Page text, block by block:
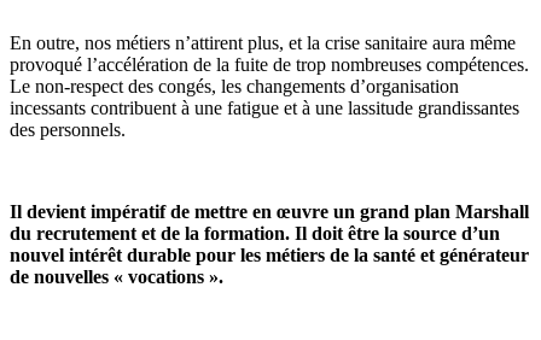
En outre, nos métiers n’attirent plus, et la crise sanitaire aura même
provoqué l’accélération de la fuite de trop nombreuses compétences.
Le non-respect des congés, les changements d’organisation
incessants contribuent à une fatigue et à une lassitude grandissantes
des personnels.
Il devient impératif de mettre en œuvre un grand plan Marshall
du recrutement et de la formation. Il doit être la source d’un
nouvel intérêt durable pour les métiers de la santé et générateur
de nouvelles « vocations ».